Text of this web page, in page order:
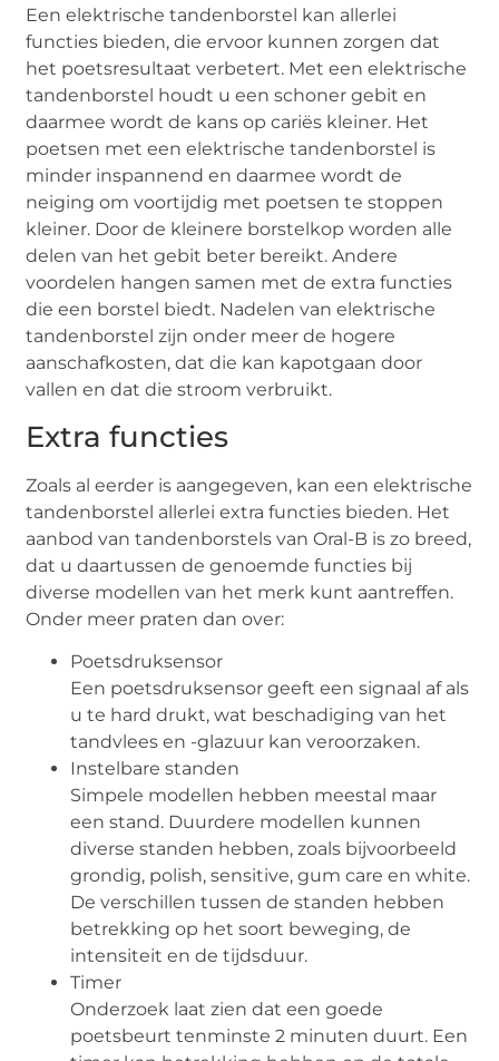
Een elektrische tandenborstel kan allerlei
functies bieden, die ervoor kunnen zorgen dat
het poetsresultaat verbetert. Met een elektrische
tandenborstel houdt u een schoner gebit en
daarmee wordt de kans op cariës kleiner. Het
poetsen met een elektrische tandenborstel is
minder inspannend en daarmee wordt de
neiging om voortijdig met poetsen te stoppen
kleiner. Door de kleinere borstelkop worden alle
delen van het gebit beter bereikt. Andere
voordelen hangen samen met de extra functies
die een borstel biedt. Nadelen van elektrische
tandenborstel zijn onder meer de hogere
aanschafkosten, dat die kan kapotgaan door
vallen en dat die stroom verbruikt.
Extra functies
Zoals al eerder is aangegeven, kan een elektrische
tandenborstel allerlei extra functies bieden. Het
aanbod van tandenborstels van Oral-B is zo breed,
dat u daartussen de genoemde functies bij
diverse modellen van het merk kunt aantreffen.
Onder meer praten dan over:
Poetsdruksensor
Een poetsdruksensor geeft een signaal af als
u te hard drukt, wat beschadiging van het
tandvlees en -glazuur kan veroorzaken.
Instelbare standen
Simpele modellen hebben meestal maar
een stand. Duurdere modellen kunnen
diverse standen hebben, zoals bijvoorbeeld
grondig, polish, sensitive, gum care en white.
De verschillen tussen de standen hebben
betrekking op het soort beweging, de
intensiteit en de tijdsduur.
Timer
Onderzoek laat zien dat een goede
poetsbeurt tenminste 2 minuten duurt. Een